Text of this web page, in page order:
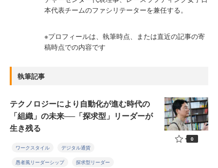
本代表チームのファシリテーターを兼任する。
※プロフィールは、執筆時点、または直近の記事の寄
稿時点での内容です
執筆記事
テクノロジーにより自動化が進む時代の
「組織」の未来──「探求型」リーダーが
生き残る
ワークスタイル デジタル通貨
愚者風リーダーシップ 探求型リーダー
0